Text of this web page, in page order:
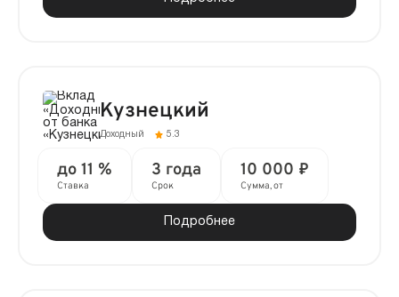
Кузнецкий
Доходный 5.3
до 11 %
Ставка
3 года
Срок
10 000 ₽
Сумма, от
Подробнее